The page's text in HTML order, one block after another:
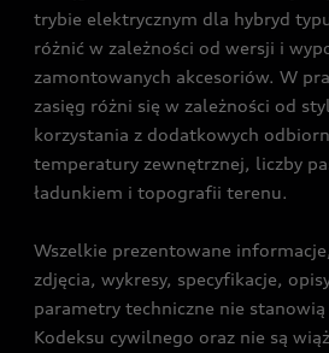
trybie elektrycznym dla hybryd
różnić w zależności od wersji i
zamontowanych akcesoriów. W
zasięg różni się w zależności od
korzystania z dodatkowych
temperatury zewnętrznej, liczby
ładunkiem i topografii terenu.
Wszelkie prezentowane
zdjęcia, wykresy, specyfikacje,
parametry techniczne nie
Kodeksu cywilnego oraz nie są